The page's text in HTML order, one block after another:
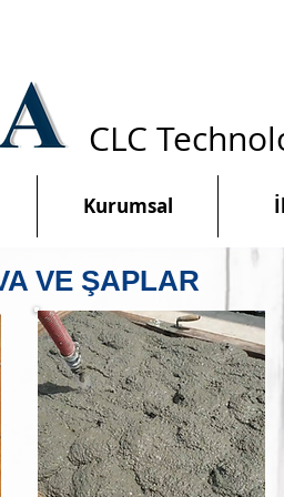
CLC
Kurumsal
VE ŞAPLAR